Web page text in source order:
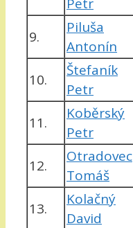
9.
Piluša
Antonín
10.
Štefaník
Petr
11.
Koběrský
Petr
12.
Otradovec
Tomáš
13.
Kolačný
David